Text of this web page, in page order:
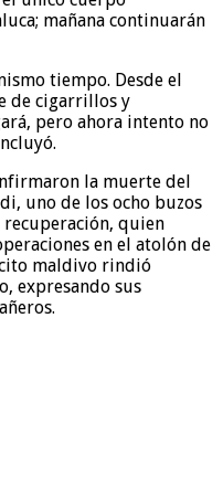
mañana continuarán
tiempo. Desde el
de cigarrillos y
pero ahora intento no
la muerte del
uno de los ocho buzos
quien
en el atolón de
maldivo rindió
expresando sus